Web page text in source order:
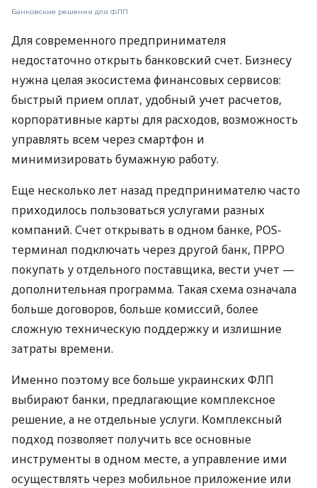
Банковские решения для ФЛП
Для современного предпринимателя
недостаточно открыть банковский счет. Бизнесу
нужна целая экосистема финансовых сервисов:
быстрый прием оплат, удобный учет расчетов,
корпоративные карты для расходов, возможность
управлять всем через смартфон и
минимизировать бумажную работу.
Еще несколько лет назад предпринимателю часто
приходилось пользоваться услугами разных
компаний. Счет открывать в одном банке, POS-
терминал подключать через другой банк, ПРРО
покупать у отдельного поставщика, вести учет —
дополнительная программа. Такая схема означала
больше договоров, больше комиссий, более
сложную техническую поддержку и излишние
затраты времени.
Именно поэтому все больше украинских ФЛП
выбирают банки, предлагающие комплексное
решение, а не отдельные услуги. Комплексный
подход позволяет получить все основные
инструменты в одном месте, а управление ими
осуществлять через мобильное приложение или